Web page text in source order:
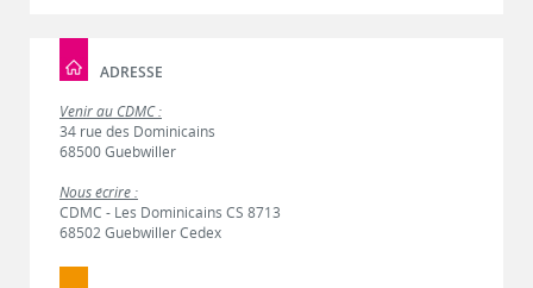
ADRESSE
Venir au CDMC :
34 rue des Dominicains
68500 Guebwiller
Nous écrire :
CDMC - Les Dominicains CS 8713
68502 Guebwiller Cedex